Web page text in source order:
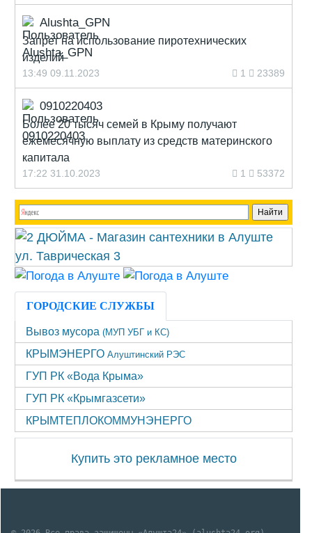
Alushta_GPN
Запрет на использование пиротехнических
изделий
13:49 09.11.2023 1 23389
0910220403
Более 20 тысяч семей в Крыму получают
ежемесячную выплату из средств материнского
капитала
17:22 31.10.2023 1 53372
ГОРОДСКИЕ СЛУЖБЫ
Вывоз мусора (МУП УБГ и КС)
КРЫМЭНЕРГО Алуштинский РЭС
ГУП РК «Вода Крыма»
ГУП РК «Крымгазсети»
КРЫМТЕПЛОКОММУНЭНЕРГО
Купить это рекламное место